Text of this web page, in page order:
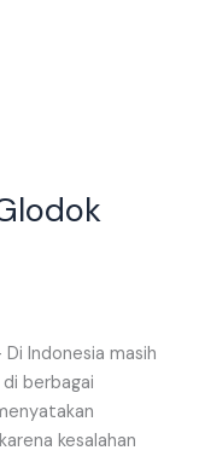
Indonesia masih
berbagai
kesalahan